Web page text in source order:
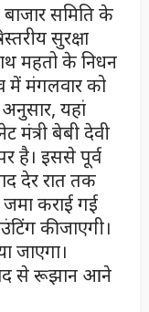
समिति के
सुरक्षा
महतो के निधन
में मंगलवार को
यहां
मंत्री बेबी देवी
पर है। इससे पूर्व
देर रात तक
कराई गई
की जाएगी।
जाएगा।
से रूझान आने